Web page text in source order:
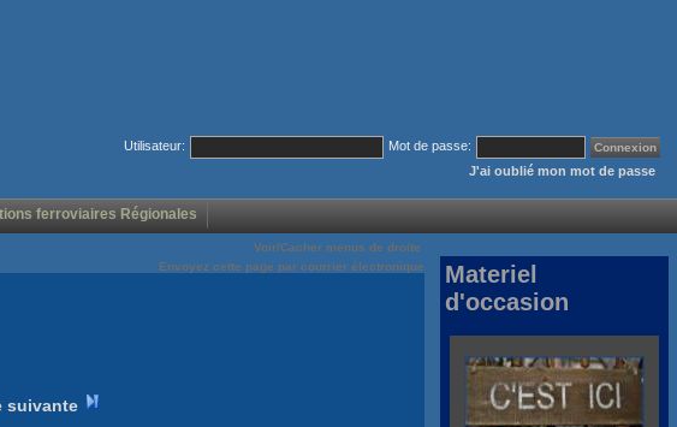
Utilisateur:
Mot de passe:
J'ai oublié mon mot de passe
ferroviaires Régionales
Voir/Cacher menus de droite
Envoyez cette page par courrier électronique
Materiel
d'occasion